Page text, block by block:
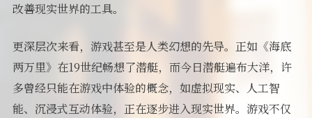
改善现实世界的工具。
更深层次来看，游戏甚至是人类幻想的先导。正如《海底
两万里》在19世纪畅想了潜艇，而今日潜艇遍布大洋，许
多曾经只能在游戏中体验的概念，如虚拟现实、人工智
能、沉浸式互动体验，正在逐步进入现实世界。游戏不仅